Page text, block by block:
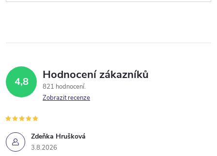
4,8 Hodnocení zákazníků
821 hodnocení
Zobrazit recenze
Zdeňka Hrušková
3.8.2026